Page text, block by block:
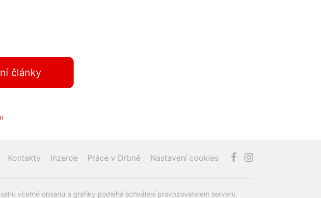
články
Kontakty Inzerce Práce v Drbně Nastavení cookies
včetné obsahu a grafiky podléhá schválení provozovatelem serveru.